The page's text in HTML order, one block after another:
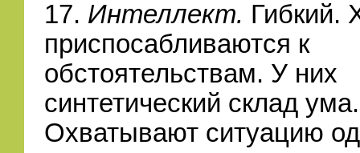
17. Интеллект. Гибкий.
приспосабливаются к
обстоятельствам. У них
синтетический склад ума.
Охватывают ситуацию